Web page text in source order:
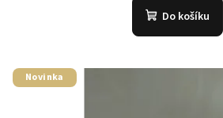
Do košíku
Novinka